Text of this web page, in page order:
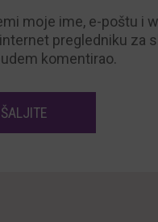
moje ime, e-poštu i
pregledniku za
komentirao.